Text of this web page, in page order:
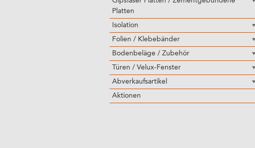
Platten
Isolation
Folien / Klebebänder
Bodenbeläge / Zubehör
Türen / Velux-Fenster
Abverkaufsartikel
Aktionen